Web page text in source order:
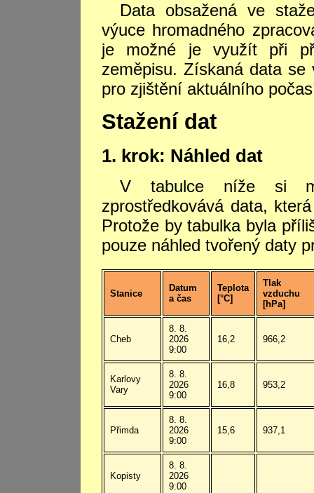
Data obsažená ve
výuce hromadného
je možné je využít při
zeměpisu. Získaná data
pro zjištění aktuálního
Stažení dat
1. krok: Náhled dat
V tabulce níže si
zprostředkovává data,
Protože by tabulka byla
pouze náhled tvořený daty
Stanice
Datum
a čas
Teplota
[°C]
Tlak
vzduchu
[hPa]
Cheb
8. 8.
2026
9:00
16,2 966,2
Karlovy
Vary
8. 8.
2026
9:00
16,8 953,2
Přimda
8. 8.
2026
9:00
15,6 937,1
Kopisty
8. 8.
2026
9:00